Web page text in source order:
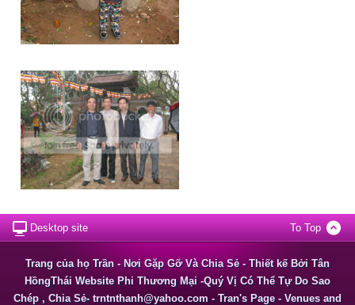
Desktop site To Top
Trang của họ Trần - Nơi Gặp Gỡ Và Chia Sẻ - Thiết kế Bởi Tân
HồngThái Website Phi Thương Mại -Quý Vị Có Thể Tự Do Sao
Chép , Chia Sẻ- trntnthanh@yahoo.com - Tran's Page - Venues and